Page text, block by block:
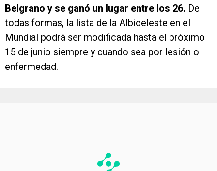
Belgrano y se ganó un lugar entre los 26. De
todas formas, la lista de la Albiceleste en el
Mundial podrá ser modificada hasta el próximo
15 de junio siempre y cuando sea por lesión o
enfermedad.